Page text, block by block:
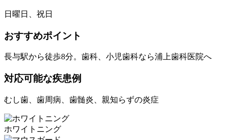
日曜日、祝日
おすすめポイント
長与駅から徒歩8分。歯科、小児歯科なら浦上歯科医院へ
対応可能な疾患例
むし歯、歯周病、歯髄炎、親知らずの炎症
ホワイトニング